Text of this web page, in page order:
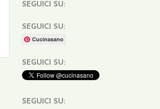
SEGUICI SU:
SEGUICI SU:
Cucinasano
SEGUICI SU:
SEGUICI SU: